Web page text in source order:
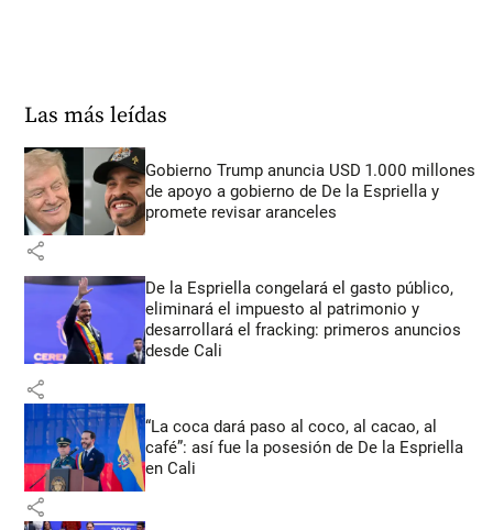
Las más leídas
Gobierno Trump anuncia USD 1.000 millones
de apoyo a gobierno de De la Espriella y
promete revisar aranceles
share
De la Espriella congelará el gasto público,
eliminará el impuesto al patrimonio y
desarrollará el fracking: primeros anuncios
desde Cali
share
“La coca dará paso al coco, al cacao, al
café”: así fue la posesión de De la Espriella
en Cali
share